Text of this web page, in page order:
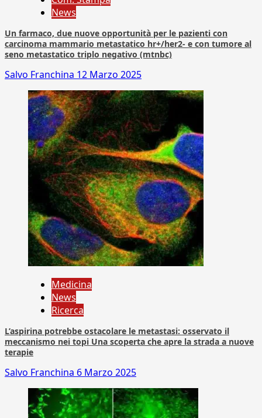
News
Un farmaco, due nuove opportunità per le pazienti con
carcinoma mammario metastatico hr+/her2- e con tumore al
seno metastatico triplo negativo (mtnbc)
Salvo Franchina 12 Marzo 2025
Medicina
News
Ricerca
L’aspirina potrebbe ostacolare le metastasi: osservato il
meccanismo nei topi Una scoperta che apre la strada a nuove
terapie
Salvo Franchina 6 Marzo 2025